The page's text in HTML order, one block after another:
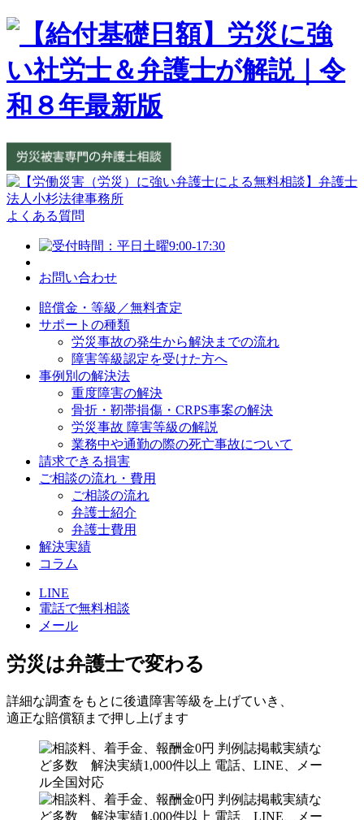
よくある質問
お問い合わせ
賠償金・等級／無料査定
サポートの種類
労災事故の発生から解決までの流れ
障害等級認定を受けた方へ
事例別の解決法
重度障害の解決
骨折・靭帯損傷・CRPS事案の解決
労災事故 障害等級の解説
業務中や通勤の際の死亡事故について
請求できる損害
ご相談の流れ・費用
ご相談の流れ
弁護士紹介
弁護士費用
解決実績
コラム
LINE
電話で無料相談
メール
労災は弁護士で変わる
詳細な調査をもとに後遺障害等級を上げていき、
適正な賠償額まで押し上げます